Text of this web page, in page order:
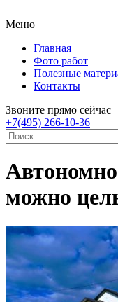
Меню
Главная
Фото работ
Полезные
Контакты
Звоните прямо сейчас
+7(495) 266-10-36
можно